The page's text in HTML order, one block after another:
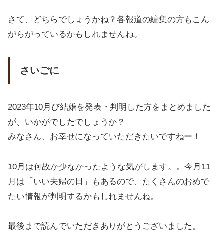
さて、どちらでしょうかね？各報道の編集の方もこん
がらがっているかもしれませんね。
さいごに
2023年10月び結婚を発表・判明した方をまとめました
が、いかがでしたでしょうか？
みなさん、お幸せになっていただきたいですねー！
10月は何故か少なかったような気がします。。今月11
月は「いい夫婦の日」もあるので、たくさんのおめで
たい情報が判明するかもしれませんね。
最後まで読んでいただきありがとうございました。